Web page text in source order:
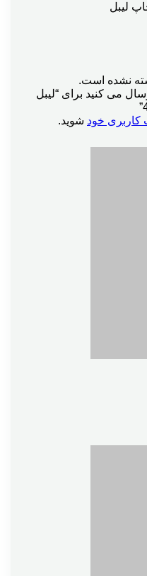
لیبل
نشده است.
می کنید برای “لیبل
کاربری خود شوید.